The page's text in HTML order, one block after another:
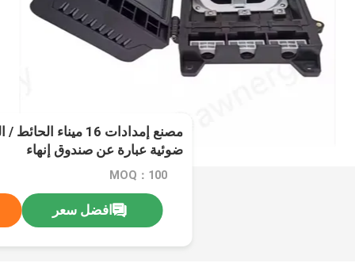
مصنع إمدادات 16
ضوئية عبارة عن صندوق إنهاء
MOQ：100
افضل سعر